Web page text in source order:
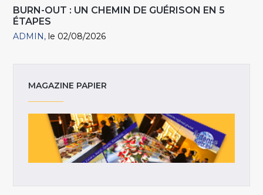
BURN-OUT : UN CHEMIN DE GUÉRISON EN 5
ÉTAPES
ADMIN le 02/08/2026
MAGAZINE PAPIER